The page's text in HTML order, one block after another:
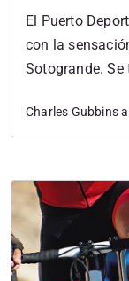
El Puerto
con la
Sotogrande.
esperar. En
aquellos
Charles Gubbins